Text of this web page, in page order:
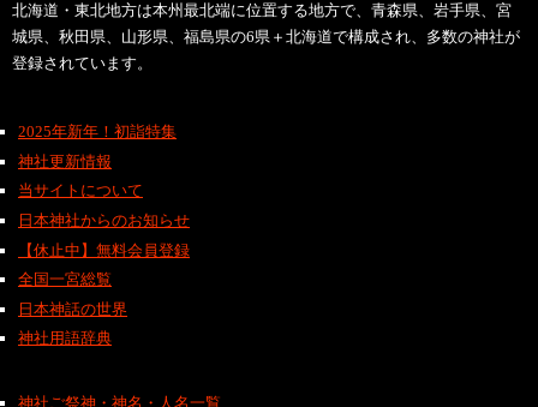
北海道・東北地方は本州最北端に位置する地方で、青森県、岩手県、宮
城県、秋田県、山形県、福島県の6県＋北海道で構成され、多数の神社が
登録されています。
2025年新年！初詣特集
神社更新情報
当サイトについて
日本神社からのお知らせ
【休止中】無料会員登録
全国一宮総覧
日本神話の世界
神社用語辞典
神社ご祭神・神名・人名一覧